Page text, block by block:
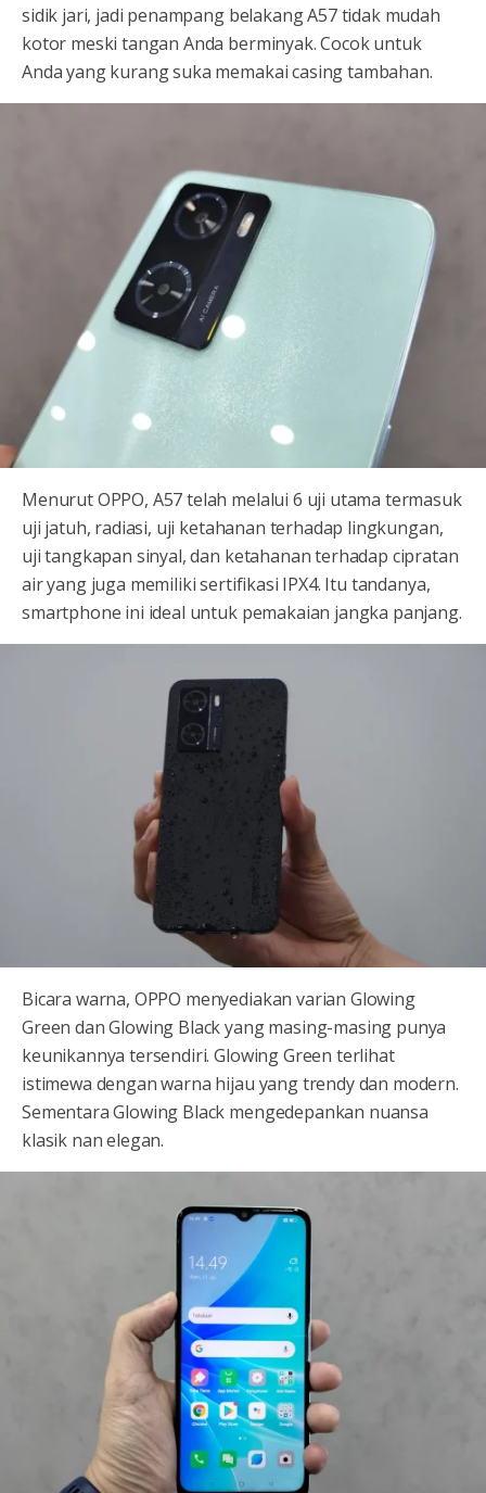
sidik jari, jadi penampang belakang A57 tidak mudah
kotor meski tangan Anda berminyak. Cocok untuk
Anda yang kurang suka memakai casing tambahan.
Menurut OPPO, A57 telah melalui 6 uji utama termasuk
uji jatuh, radiasi, uji ketahanan terhadap lingkungan,
uji tangkapan sinyal, dan ketahanan terhadap cipratan
air yang juga memiliki sertifikasi IPX4. Itu tandanya,
smartphone ini ideal untuk pemakaian jangka panjang.
Bicara warna, OPPO menyediakan varian Glowing
Green dan Glowing Black yang masing-masing punya
keunikannya tersendiri. Glowing Green terlihat
istimewa dengan warna hijau yang trendy dan modern.
Sementara Glowing Black mengedepankan nuansa
klasik nan elegan.